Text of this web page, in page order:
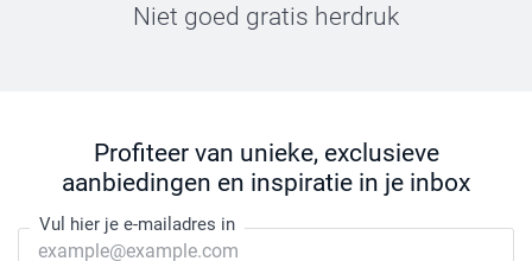
Niet goed gratis herdruk
Profiteer van unieke, exclusieve
aanbiedingen en inspiratie in je inbox
Vul hier je e-mailadres in